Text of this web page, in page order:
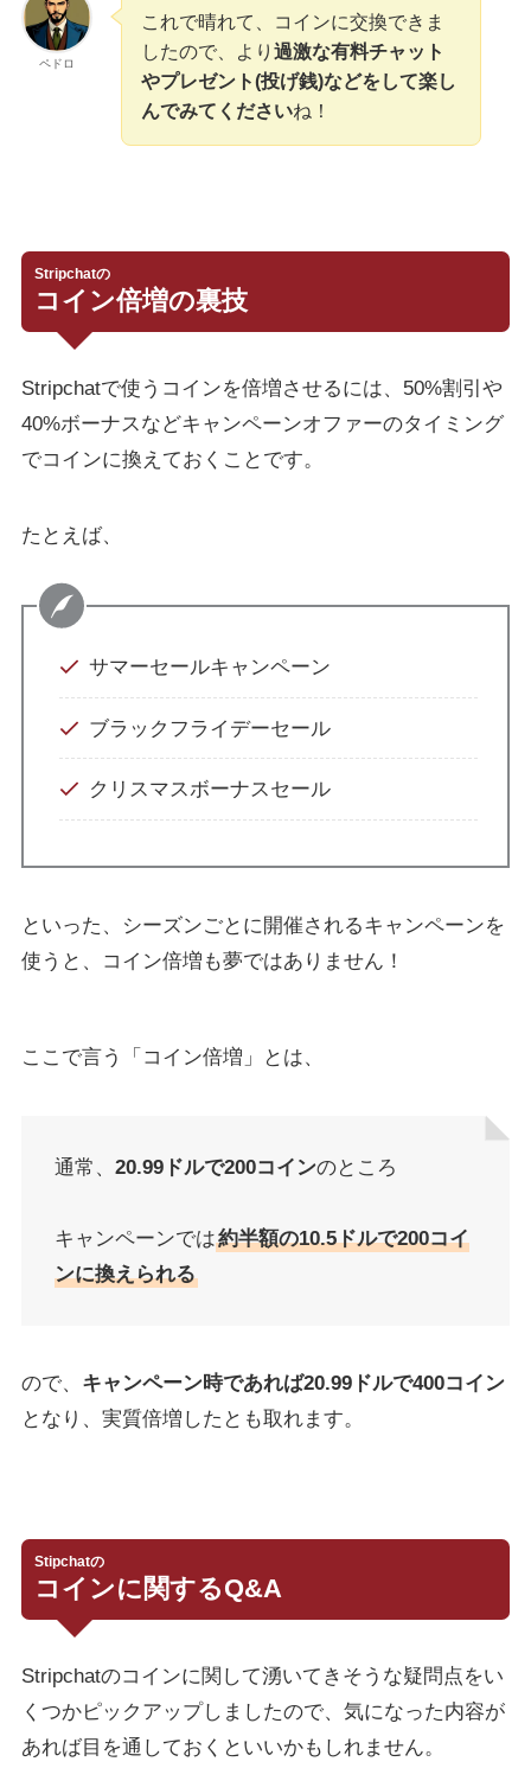
ペドロ
これで晴れて、コインに交換できま
したので、より過激な有料チャット
やプレゼント(投げ銭)などをして楽し
んでみてくださいね！
Stripchatの
コイン倍増の裏技
Stripchatで使うコインを倍増させるには、50%割引や
40%ボーナスなどキャンペーンオファーのタイミング
でコインに換えておくことです。
たとえば、
サマーセールキャンペーン
ブラックフライデーセール
クリスマスボーナスセール
といった、シーズンごとに開催されるキャンペーンを
使うと、コイン倍増も夢ではありません！
ここで言う「コイン倍増」とは、
通常、20.99ドルで200コインのところ
キャンペーンでは約半額の10.5ドルで200コイ
ンに換えられる
ので、 キャンペーン時であれば20.99ドルで400コイン
となり、実質倍増したとも取れます。
Stipchatの
コインに関するQ&A
Stripchatのコインに関して湧いてきそうな疑問点をい
くつかピックアップしましたので、気になった内容が
あれば目を通しておくといいかもしれません。